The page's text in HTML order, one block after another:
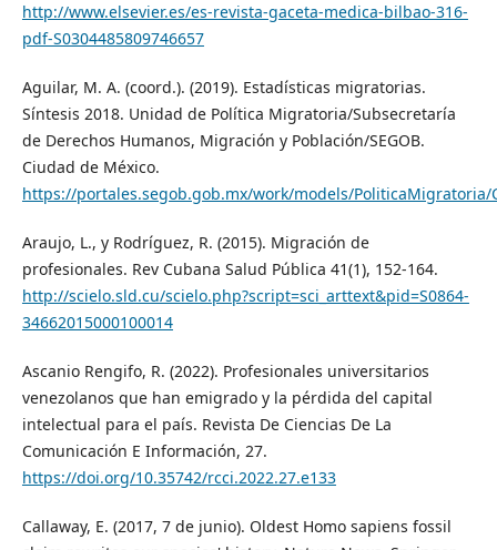
http://www.elsevier.es/es-revista-gaceta-medica-bilbao-316-
pdf-S0304485809746657
Aguilar, M. A. (coord.). (2019). Estadísticas migratorias.
Síntesis 2018. Unidad de Política Migratoria/Subsecretaría
de Derechos Humanos, Migración y Población/SEGOB.
Ciudad de México.
https://portales.segob.gob.mx/work/models/PoliticaMigratoria/
Araujo, L., y Rodríguez, R. (2015). Migración de
profesionales. Rev Cubana Salud Pública 41(1), 152-164.
http://scielo.sld.cu/scielo.php?script=sci_arttext&pid=S0864-
34662015000100014
Ascanio Rengifo, R. (2022). Profesionales universitarios
venezolanos que han emigrado y la pérdida del capital
intelectual para el país. Revista De Ciencias De La
Comunicación E Información, 27.
https://doi.org/10.35742/rcci.2022.27.e133
Callaway, E. (2017, 7 de junio). Oldest Homo sapiens fossil